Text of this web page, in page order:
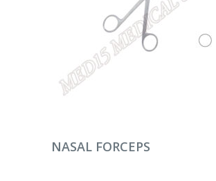
DEVAMINI OKU
NASAL FORCEPS